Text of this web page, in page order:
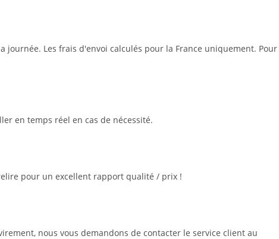
Les frais d'envoi calculés pour la France uniquement. Pour
en temps réel en cas de nécessité.
pour un excellent rapport qualité / prix !
nous vous demandons de contacter le service client au